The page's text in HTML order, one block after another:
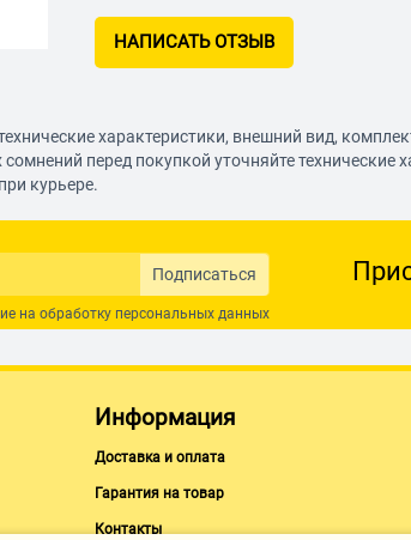
НАПИСАТЬ ОТЗЫВ
характеристики, внешний вид,
перед покупкой уточняйте
курьере.
Подписаться
на обработку персональных данных
Информация
Доставка и оплата
Гарантия на товар
Контакты